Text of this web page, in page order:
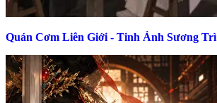
Quán Cơm Liên Giới - Tinh Ảnh Sương Trì